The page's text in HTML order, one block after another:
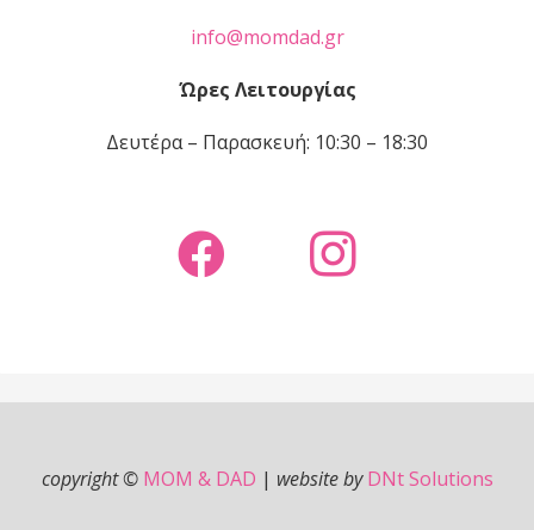
info@momdad.gr
Ώρες Λειτουργίας
Δευτέρα – Παρασκευή: 10:30 – 18:30
copyright © MOM & DAD | website by DNt Solutions